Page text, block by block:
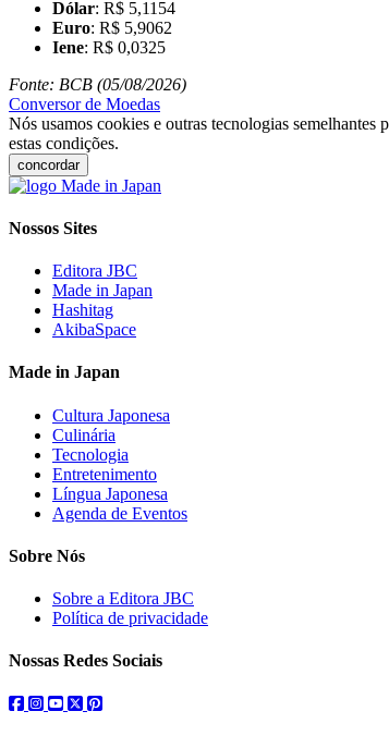
Dólar: R$ 5,1154
Euro: R$ 5,9062
Iene: R$ 0,0325
Fonte: BCB (05/08/2026)
Conversor de Moedas
Nós usamos cookies e outras tecnologias semelhantes
estas condições.
concordar
Nossos Sites
Editora JBC
Made in Japan
Hashitag
AkibaSpace
Made in Japan
Cultura Japonesa
Culinária
Tecnologia
Entretenimento
Língua Japonesa
Agenda de Eventos
Sobre Nós
Sobre a Editora JBC
Política de privacidade
Nossas Redes Sociais
facebook
instagram
youtube
twitterpinterest